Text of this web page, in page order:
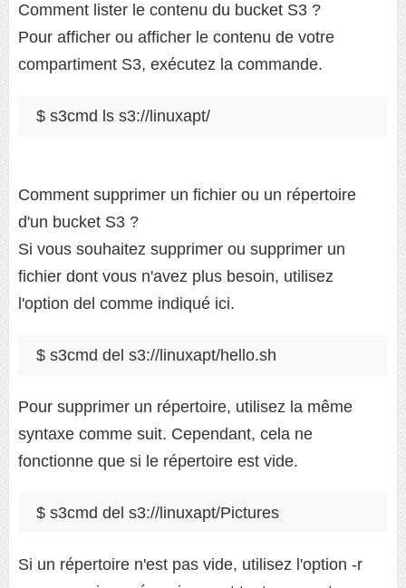
Comment lister le contenu du bucket S3 ?
Pour afficher ou afficher le contenu de votre
compartiment S3, exécutez la commande.
$ s3cmd ls s3://linuxapt/
Comment supprimer un fichier ou un répertoire
d'un bucket S3 ?
Si vous souhaitez supprimer ou supprimer un
fichier dont vous n'avez plus besoin, utilisez
l'option del comme indiqué ici.
$ s3cmd del s3://linuxapt/hello.sh
Pour supprimer un répertoire, utilisez la même
syntaxe comme suit. Cependant, cela ne
fonctionne que si le répertoire est vide.
$ s3cmd del s3://linuxapt/Pictures
Si un répertoire n'est pas vide, utilisez l'option -r